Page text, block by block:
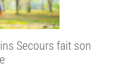
Secours fait son